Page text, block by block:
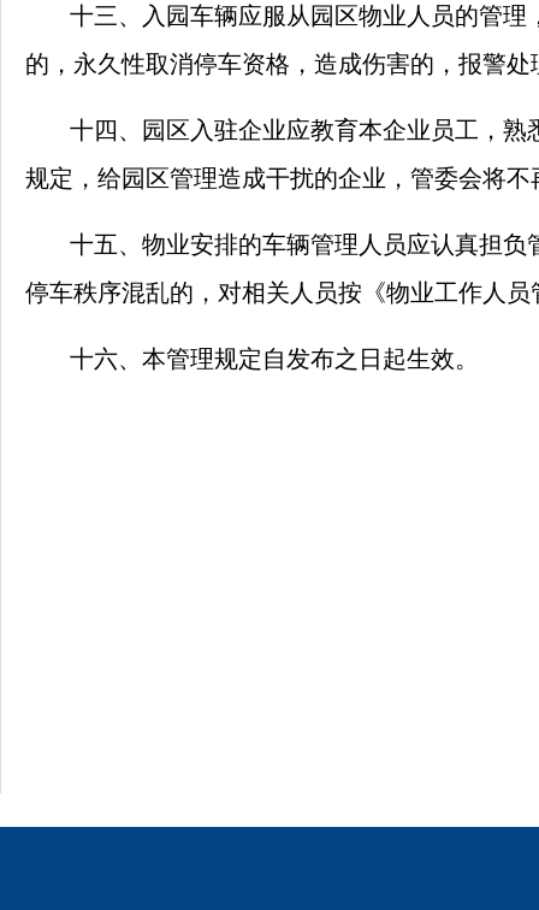
十三、入园车辆应服从园区物业人员的管
的，永久性取消停车资格，造成伤害的，报警处
十四、园区入驻企业应教育本企业员工，
规定，给园区管理造成干扰的企业，管委会将
十五、物业安排的车辆管理人员应认真担
停车秩序混乱的，对相关人员按《物业工作人
十六、本管理规定自发布之日起生效。